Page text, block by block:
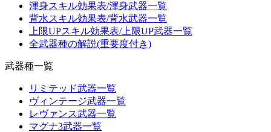
渾身スキル効果表/渾身武器一覧
背水スキル効果表/背水武器一覧
上限UPスキル効果表/上限UP武器一覧
全武器種の解説(重要度付き)
武器種一覧
リミテッド武器一覧
ヴィンテージ武器一覧
レヴァンス武器一覧
マグナ3武器一覧